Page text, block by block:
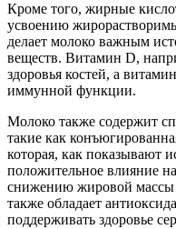
Кроме того, жирные
усвоению
делает молоко важным
веществ. Витамин D,
здоровья костей, а
иммунной функции.
Молоко также содержит
такие как
которая, как показывают
положительное влияние
снижению жировой массы
также обладает
поддерживать здоровье